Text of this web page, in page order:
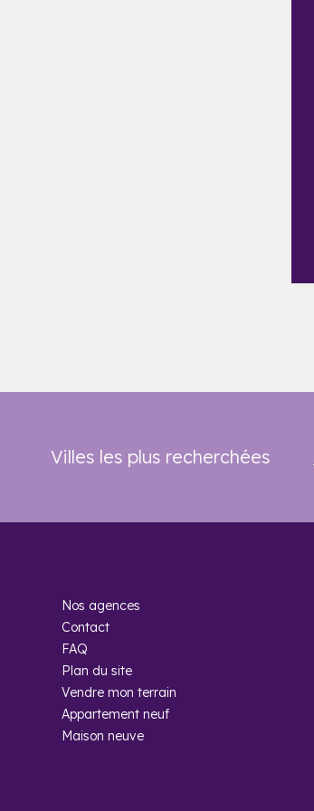
Villes les plus recherchées
Nos agences
Contact
FAQ
Plan du site
Vendre mon terrain
Appartement neuf
Maison neuve